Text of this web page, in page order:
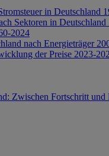
in Deutschland
Sektoren in
2024
nach Energieträger
der Preise 2023-
Zwischen Fortschritt und